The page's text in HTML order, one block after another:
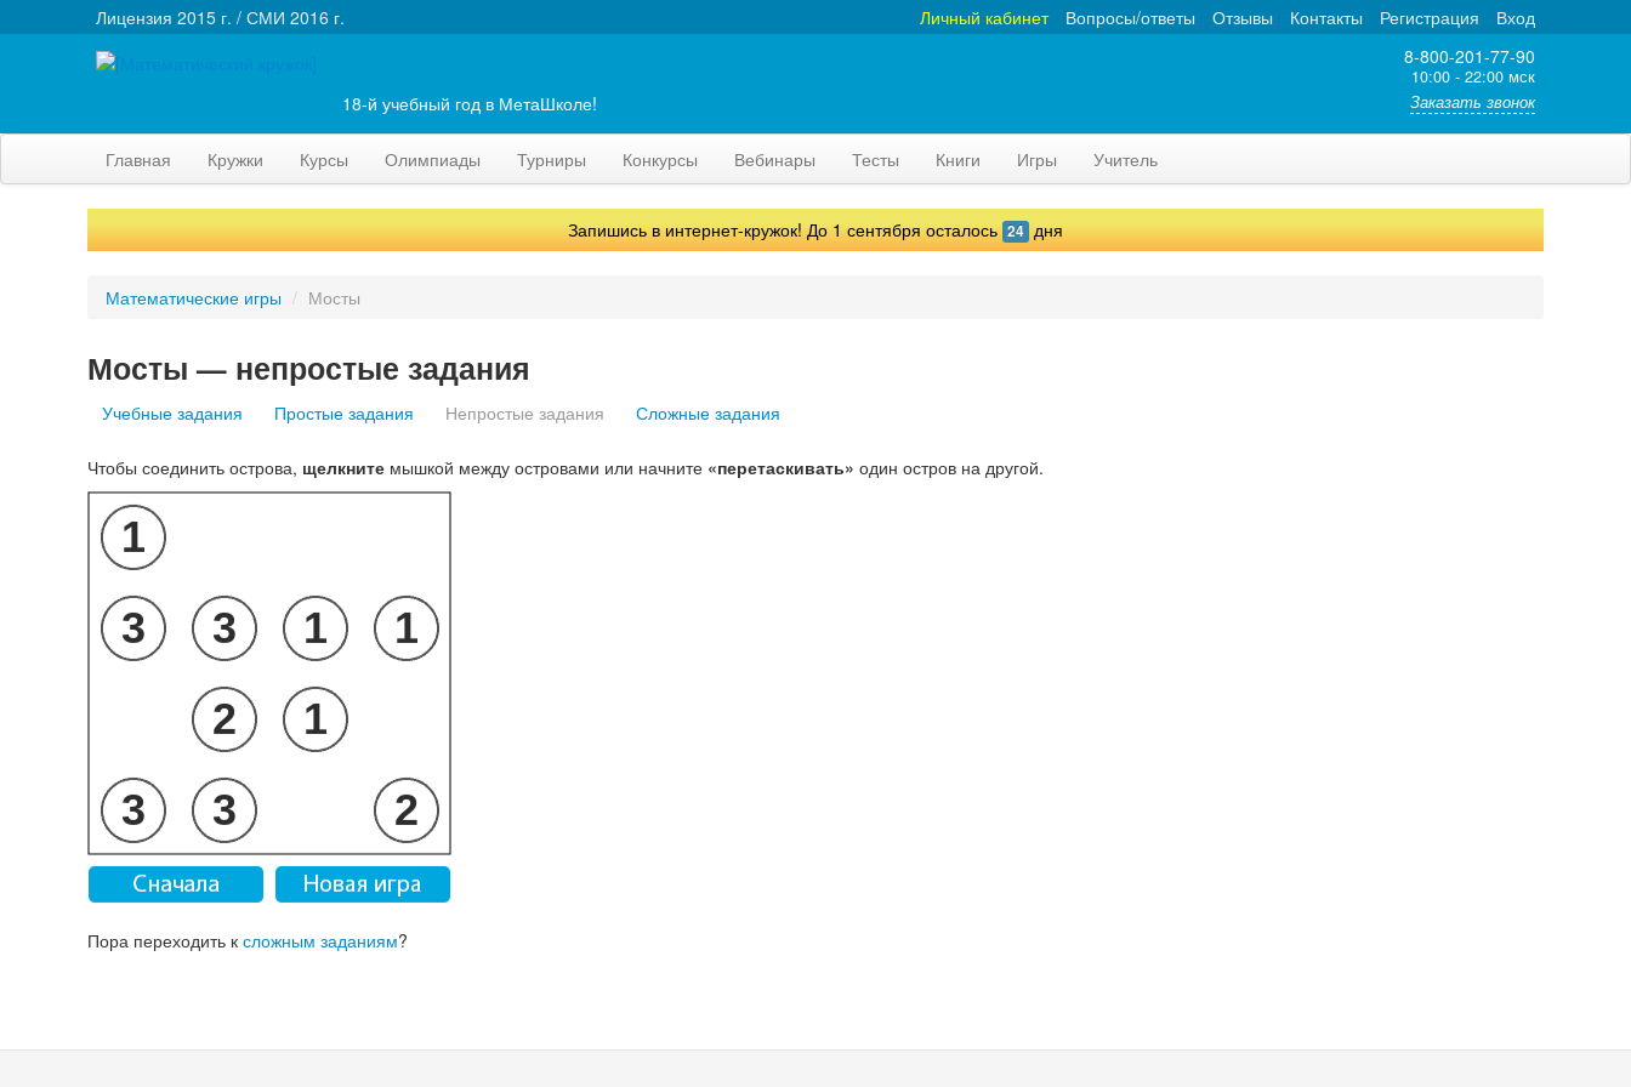
Лицензия 2015 г. / СМИ 2016 г. Вход
Регистрация
Контакты
Отзывы
Вопросы/ответы
Личный кабинет
8-800-201-77-90
10:00 - 22:00 мск
Заказать звонок
18-й учебный год в МетаШколе!
Главная Кружки Курсы Олимпиады Турниры Конкурсы Вебинары Тесты Книги Игры Учитель
Запишись в интернет-кружок! До 1 сентября осталось 24 дня
Математические игры / Мосты
Мосты — непростые задания
Учебные задания Простые задания Непростые задания Сложные задания
Чтобы соединить острова, щелкните мышкой между островами или начните «перетаскивать» один остров на другой.
Пора переходить к сложным заданиям?